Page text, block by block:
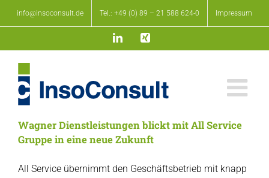
info@insoconsult.de Tel.: +49 (0) 89 – 21 588 624-0 Impressum
LinkedInXing
Wagner Dienstleistungen blickt mit All Service
Gruppe in eine neue Zukunft
All Service übernimmt den Geschäftsbetrieb mit knapp